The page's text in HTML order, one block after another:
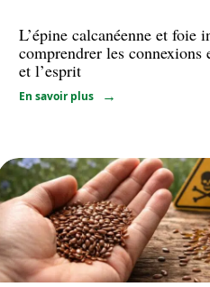
L’épine calcanéenne et foie
comprendrer les connexions
et l’esprit
En savoir plus
Santé